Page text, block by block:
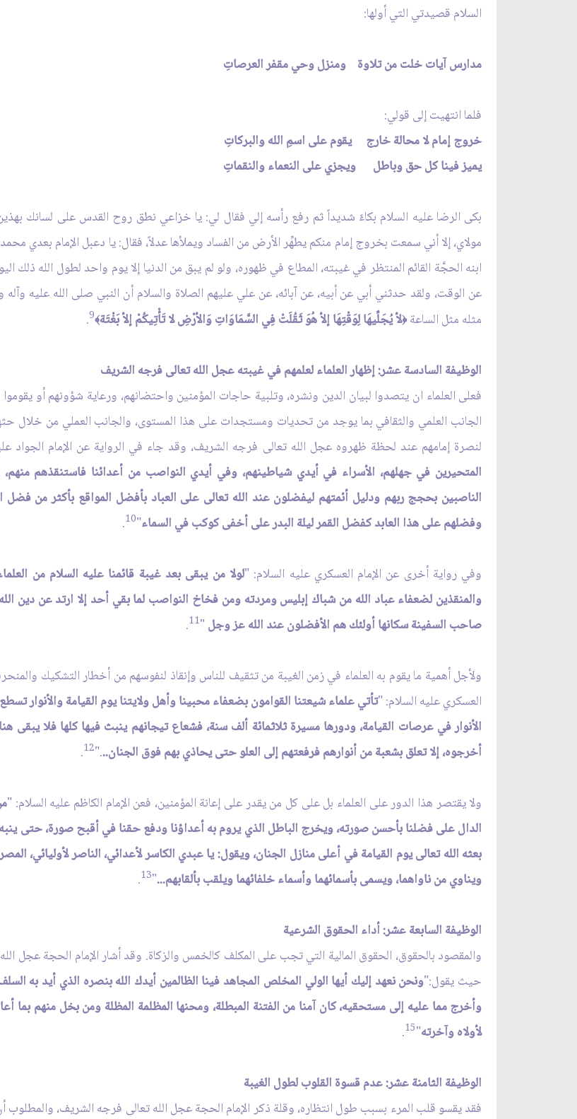
السلام قصيدتي التي أولها:
مدارس آيات خلت من تلاوة ومنزل وحي مقفر العرصاتِ
فلما انتهيت إلى قولي:
خروج إمام لا محالة خارج يقوم على اسمِ الله والبركاتِ
يميز فينا كل حق وباطل ويجزي على النعماء والنقماتِ
بكى الرضا عليه السلام بكاءً شديداً ثم رفع رأسه إلي فقال لي: يا خزاعي نطق روح القدس على لسانك
مولاي، إلا أني سمعت بخروج إمام منكم يطهِّر الأرض من الفساد ويملأها عدلاً، فقال: يا دعبل الإمام بعدي
ابنه الحجَّة القائم المنتظر في غيبته، المطاع في ظهوره، ولو لم يبق من الدنيا إلا يوم واحد لطول الله
عن الوقت، ولقد حدثني أبي عن أبيه، عن آبائه، عن علي عليهم الصلاة والسلام أن النبي صلى الله عليه
مثله مثل الساعة﴿لأ يُجَلِّيهَا لِوَقْتِهَا إلأ هُوَ ثَقُلَتْ فِي السَّمَاوَاتِ وَالأرْضِ لا تَأْتِيكُمْ إلأ بَغْتَة﴾9
.
الوظيفة السادسة عشر: إظهار العلماء لعلمهم في غيبته عجل الله تعالى فرجه الشريف
فعلى العلماء ان يتصدوا لبيان الدين ونشره، وتلبية حاجات المؤمنين واحتضانهم، ورعاية شؤونهم أو
الجانب العلمي والثقافي بما يوجد من تحديات ومستجدات على هذا المستوى، والجانب العملي من خلال
لنصرة إمامهم عند لحظة ظهروه عجل الله تعالى فرجه الشريف، وقد جاء في الرواية عن الإمام الجواد
المتحيرين في جهلهم، الأسراء في أيدي شياطينهم، وفي أيدي النواصب من أعدائنا فاستنقذهم
الناصبين بحجج ربهم ودليل أئمتهم ليفضلون عند الله تعالى على العباد بأفضل المواقع بأكثر من
وفضلهم على هذا العابد كفضل القمر ليلة البدر على أخفى كوكب في السماء"
10
.
وفي رواية أخرى عن الإمام العسكري عليه السلام: "لولا من يبقى بعد غيبة قائمنا عليه السلام من
والمنقذين لضعفاء عباد الله من شباك إبليس ومردته ومن فخاخ النواصب لما بقي أحد إلا ارتد عن دين
صاحب السفينة سكانها أولئك هم الأفضلون عند الله عز وجل"
11
.
ولأجل أهمية ما يقوم به العلماء في زمن الغيبة من تثقيف للناس وإنقاذ لنفوسهم من أخطار التشكيك
العسكري عليه السلام: "تأتي علماء شيعتنا القوامون بضعفاء محبينا وأهل ولايتنا يوم القيامة
الأنوار في عرصات القيامة، ودورها مسيرة ثلاثمائة ألف سنة، فشعاع تيجانهم ينبث فيها كلها فلا
أخرجوه، إلا تعلق بشعبة من أنوارهم فرفعتهم إلى العلو حتى يحاذي بهم فوق الجنان..."
12
.
ولا يقتصر هذا الدور على العلماء بل على كل من يقدر على إعانة المؤمنين، فعن الإمام الكاظم عليه السلام: "
الدال على فضلنا بأحسن صورته، ويخرج الباطل الذي يروم به أعداؤنا ودفع حقنا في أقبح صورة، حتى ينبه
بعثه الله تعالى يوم القيامة في أعلى منازل الجنان، ويقول: يا عبدي الكاسر لأعدائي، الناصر
ويناوي من ناواهما، ويسمى بأسمائهما وأسماء خلفائهما ويلقب بألقابهم..."
13
.
الوظيفة السابعة عشر: أداء الحقوق الشرعية
والمقصود بالحقوق، الحقوق المالية التي تجب على المكلف كالخمس والزكاة. وقد أشار الإمام الحجة عجل
حيث يقول:"ونحن نعهد إليك أيها الولي المخلص المجاهد فينا الظالمين أيدك الله بنصره الذي أيد به
وأخرج مما عليه إلى مستحقيه، كان آمنا من الفتنة المبطلة، ومحنها المظلمة المظلة ومن بخل منهم بما
لأولاه وآخرته"
15
.
الوظيفة الثامنة عشر: عدم قسوة القلوب لطول الغيبة
فقد يقسو قلب المرء بسبب طول انتظاره، وقلة ذكر الإمام الحجة عجل الله تعالى فرجه الشريف، والمطلوب